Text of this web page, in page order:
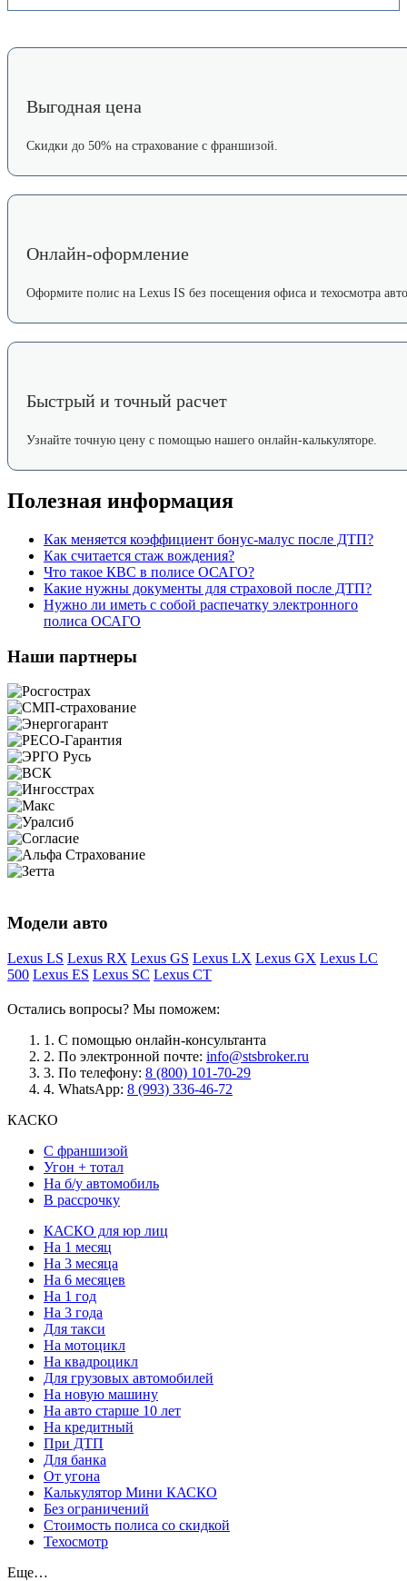
Выгодная цена
Скидки до 50% на страхование с франшизой.
Онлайн-оформление
Оформите полис на Lexus IS без посещения офиса и техосмотра
Быстрый и точный расчет
Узнайте точную цену с помощью нашего онлайн-калькуляторе.
Полезная информация
Как меняется коэффициент бонус-малус после ДТП?
Как считается стаж вождения?
Что такое КВС в полисе ОСАГО?
Какие нужны документы для страховой после ДТП?
Нужно ли иметь с собой распечатку электронного
полиса ОСАГО
Наши партнеры
Модели авто
Lexus LS Lexus RX Lexus GS Lexus LX Lexus GX Lexus LC
500 Lexus ES Lexus SC Lexus CT
Остались вопросы? Мы поможем:
1. С помощью онлайн-консультанта
2. По электронной почте: info@stsbroker.ru
3. По телефону: 8 (800) 101-70-29
4. WhatsApp: 8 (993) 336-46-72
КАСКО
С франшизой
Угон + тотал
На б/у автомобиль
В рассрочку
КАСКО для юр лиц
На 1 месяц
На 3 месяца
На 6 месяцев
На 1 год
На 3 года
Для такси
На мотоцикл
На квадроцикл
Для грузовых автомобилей
На новую машину
На авто старше 10 лет
На кредитный
При ДТП
Для банка
От угона
Калькулятор Мини КАСКО
Без ограничений
Стоимость полиса со скидкой
Техосмотр
Еще…